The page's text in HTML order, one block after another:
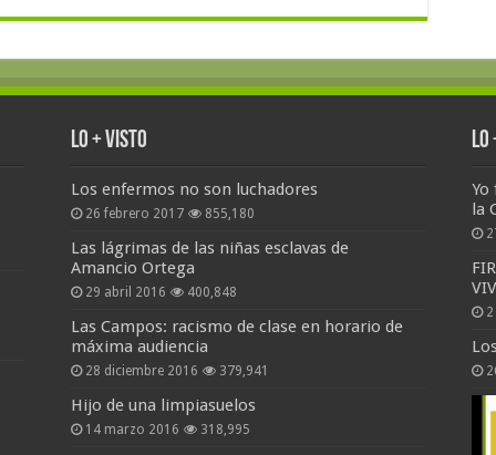
Lo + Visto
Los enfermos no son luchadores
26 febrero 2017 855,180
Las lágrimas de las niñas esclavas de
Amancio Ortega
29 abril 2016 400,848
Las Campos: racismo de clase en horario de
máxima audiencia
28 diciembre 2016 379,941
Hijo de una limpiasuelos
14 marzo 2016 318,995
Yo
la